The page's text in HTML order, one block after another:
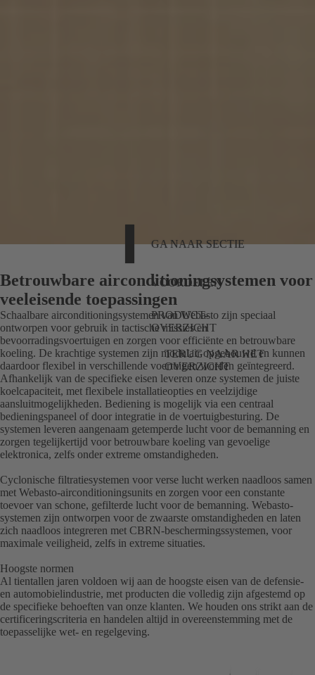
GA NAAR SECTIE
VOORDELEN
PRODUCT-
OVERZICHT
TERUG NAAR HET
OVERZICHT
Betrouwbare airconditioningsystemen voor
veeleisende toepassingen
Schaalbare airconditioningsystemen van Webasto zijn speciaal
ontworpen voor gebruik in tactische missies en
bevoorradingsvoertuigen en zorgen voor efficiënte en betrouwbare
koeling. De krachtige systemen zijn modulair opgebouwd en kunnen
daardoor flexibel in verschillende voertuigen worden geïntegreerd.
Afhankelijk van de specifieke eisen leveren onze systemen de juiste
koelcapaciteit, met flexibele installatieopties en veelzijdige
aansluitmogelijkheden. Bediening is mogelijk via een centraal
bedieningspaneel of door integratie in de voertuigbesturing. De
systemen leveren aangenaam getemperde lucht voor de bemanning en
zorgen tegelijkertijd voor betrouwbare koeling van gevoelige
elektronica, zelfs onder extreme omstandigheden.
Cyclonische filtratiesystemen voor verse lucht werken naadloos samen
met Webasto-airconditioningsunits en zorgen voor een constante
toevoer van schone, gefilterde lucht voor de bemanning. Webasto-
systemen zijn ontworpen voor de zwaarste omstandigheden en laten
zich naadloos integreren met CBRN-beschermingssystemen, voor
maximale veiligheid, zelfs in extreme situaties.
Hoogste normen
Al tientallen jaren voldoen wij aan de hoogste eisen van de defensie-
en automobielindustrie, met producten die volledig zijn afgestemd op
de specifieke behoeften van onze klanten. We houden ons strikt aan de
certificeringscriteria en handelen altijd in overeenstemming met de
toepasselijke wet- en regelgeving.